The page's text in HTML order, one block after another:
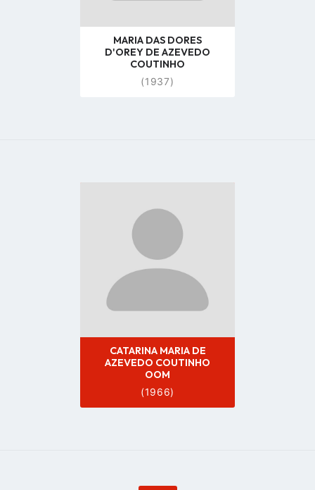
MARIA DAS DORES
D'OREY DE AZEVEDO
COUTINHO
(1937)
profile
page
CATARINA MARIA DE
AZEVEDO COUTINHO
OOM
(1966)